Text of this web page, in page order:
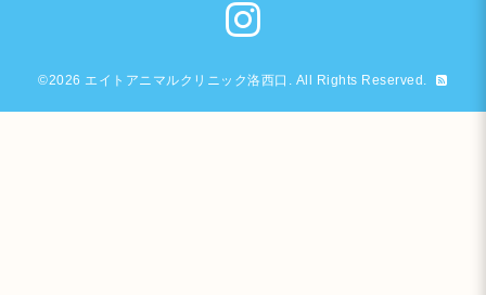
©2026 エイトアニマルクリニック洛西口 . All Rights Reserved.